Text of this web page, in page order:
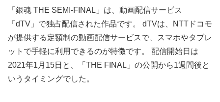
「銀魂 THE SEMI-FINAL」は、動画配信サービス
「dTV」で独占配信された作品です。 dTVは、NTTドコモ
が提供する定額制の動画配信サービスで、スマホやタブレ
ットで手軽に利用できるのが特徴です。 配信開始日は
2021年1月15日と、「THE FINAL」の公開から1週間後と
いうタイミングでした。